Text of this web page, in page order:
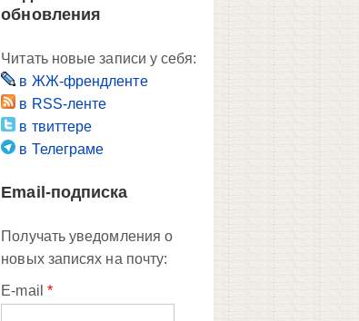
обновления
Читать новые записи у себя:
в ЖЖ-френдленте
в RSS-ленте
в твиттере
в Телеграме
Email-подписка
Получать уведомления о
новых записях на почту:
E-mail *